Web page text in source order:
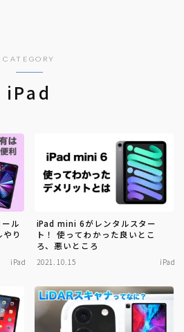
CATEGORY
iPad
ル
り
iPad
iPad mini 6がレンタルスター
ト！ 使ってわかった良いとこ
ろ、悪いところ
2021.10.15 iPad